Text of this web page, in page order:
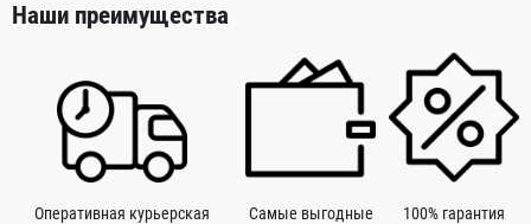
Наши преимущества
Оперативная курьерская
Самые выгодные
100% гарантия